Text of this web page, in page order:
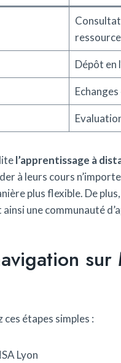
Dépôt en
l’apprentissage à
à leurs cours
plus flexible. De
une communauté
ces étapes simples :
Lyon